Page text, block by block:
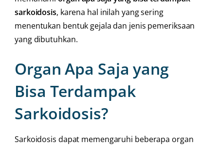
sarkoidosis, karena hal inilah yang sering
menentukan bentuk gejala dan jenis pemeriksaan
yang dibutuhkan.
Organ Apa Saja yang
Bisa Terdampak
Sarkoidosis?
Sarkoidosis dapat memengaruhi beberapa organ